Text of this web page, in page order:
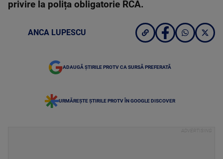
privire la polița obligatorie RCA.
ANCA LUPESCU
ADAUGĂ ȘTIRILE PROTV CA SURSĂ PREFERATĂ
URMĂREȘTE ȘTIRILE PROTV ÎN GOOGLE DISCOVER